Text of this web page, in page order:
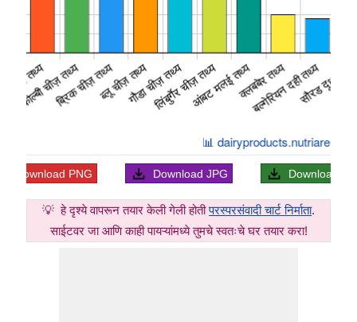
Download PNG Download JPG Download
💡 हे दृश्ये वापरून तयार केली गेली होतीपरस्परसंवादी चार्ट निर्माता.
साईटवर जा आणि काही पायऱ्यांमध्ये तुमचे स्वतःचे घर तयार करा!